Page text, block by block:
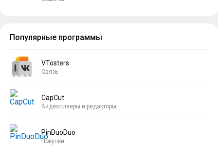
Популярные программы
VTosters
Связь
CapCut
Видеоплееры и редакторы
PinDuoDuo
Покупки